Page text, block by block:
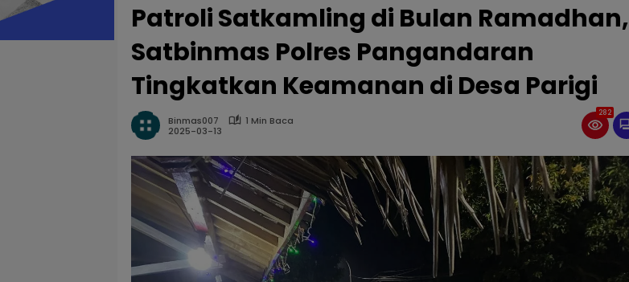
Patroli Satkamling di Bulan Ramadhan,
Satbinmas Polres Pangandaran
Tingkatkan Keamanan di Desa Parigi
Binmas007
1 Min Baca
2025-03-13
282